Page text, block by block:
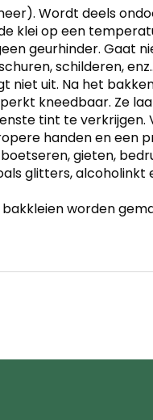
Wordt deels
klei op een
geurhinder. Gaat
schilderen,
niet uit. Na het
kneedbaar. Ze
tint te verkrijgen.
handen en een
gieten,
glitters,
worden